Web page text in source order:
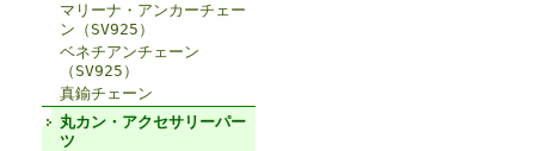
マリーナ・アンカーチェー
ン（SV925）
ベネチアンチェーン
（SV925）
真鍮チェーン
丸カン・アクセサリーパー
ツ